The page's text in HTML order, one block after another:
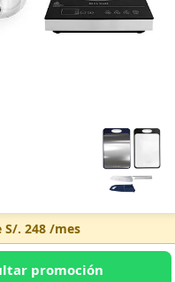
S/. 248 /mes
promoción